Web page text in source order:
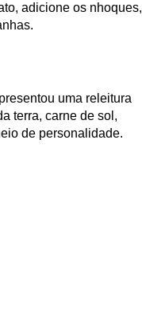
adicione os nhoques,
uma releitura
terra, carne de sol,
de personalidade.